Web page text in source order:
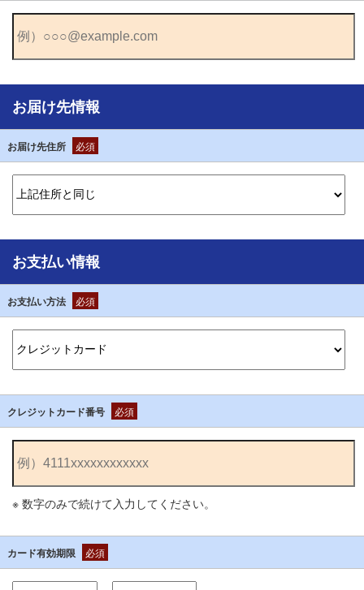
お届け先情報
お届け先住所 必須
お支払い情報
お支払い方法 必須
クレジットカード番号 必須
※ 数字のみで続けて入力してください。
カード有効期限 必須